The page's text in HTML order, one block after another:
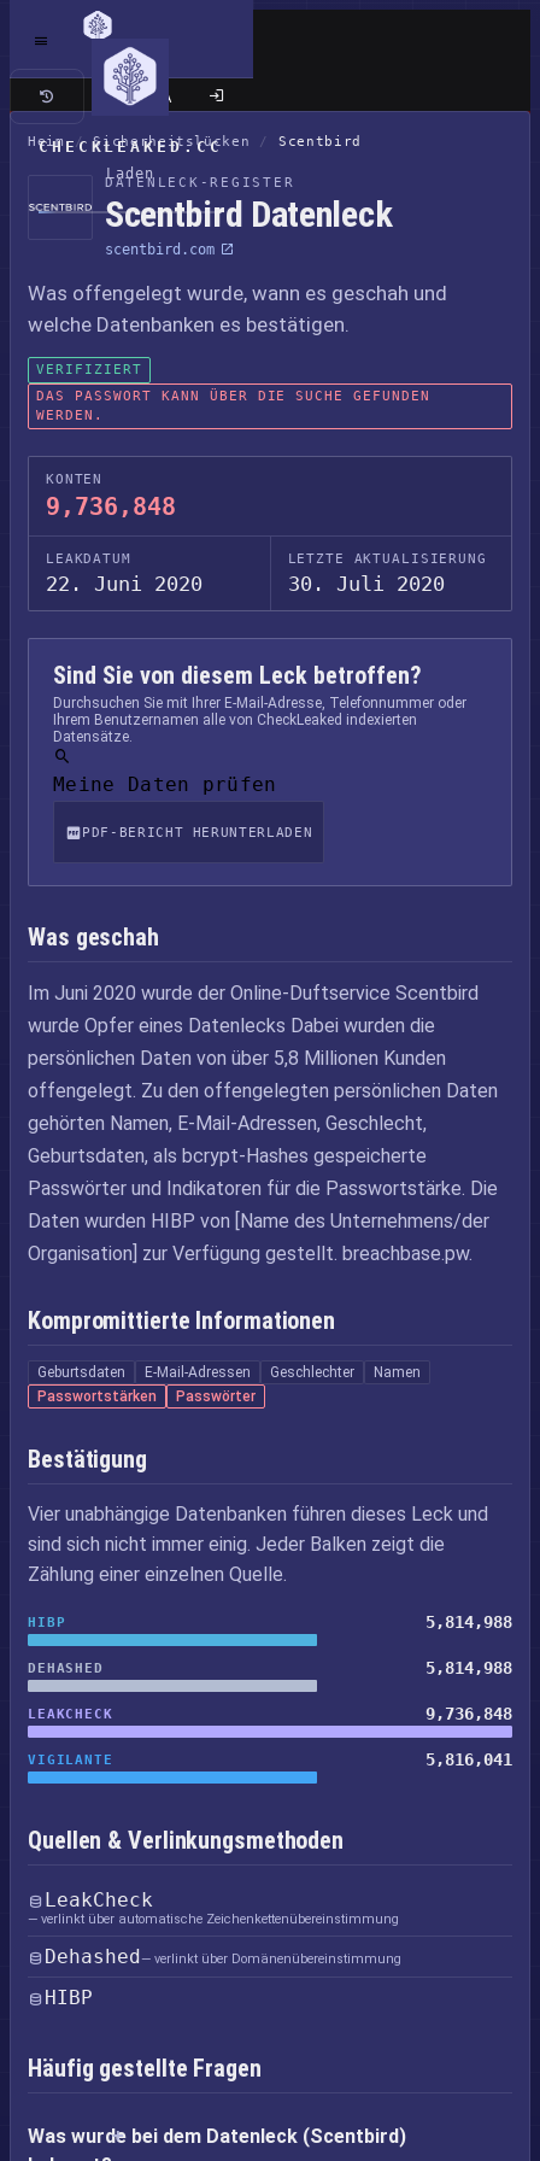
CHECKLEAKED.CC
Laden
Klassische Seite
Heim / Sicherheitslücken / Scentbird
DATENLECK-REGISTER
Scentbird Datenleck
scentbird.com
Was offengelegt wurde, wann es geschah und
welche Datenbanken es bestätigen.
VERIFIZIERT
DAS PASSWORT KANN ÜBER DIE SUCHE GEFUNDEN
WERDEN.
KONTEN
9,736,848
LEAKDATUM
22. Juni 2020
LETZTE AKTUALISIERUNG
30. Juli 2020
Sind Sie von diesem Leck betroffen?
Durchsuchen Sie mit Ihrer E-Mail-Adresse, Telefonnummer oder
Ihrem Benutzernamen alle von CheckLeaked indexierten
Datensätze.
Meine Daten prüfen
PDF-BERICHT HERUNTERLADEN
Was geschah
Im Juni 2020 wurde der Online-Duftservice Scentbird
wurde Opfer eines Datenlecks Dabei wurden die
persönlichen Daten von über 5,8 Millionen Kunden
offengelegt. Zu den offengelegten persönlichen Daten
gehörten Namen, E-Mail-Adressen, Geschlecht,
Geburtsdaten, als bcrypt-Hashes gespeicherte
Passwörter und Indikatoren für die Passwortstärke. Die
Daten wurden HIBP von [Name des Unternehmens/der
Organisation] zur Verfügung gestellt. breachbase.pw.
Kompromittierte Informationen
Geburtsdaten E-Mail-Adressen Geschlechter
Namen
Passwortstärken
Passwörter
Bestätigung
Vier unabhängige Datenbanken führen dieses Leck und
sind sich nicht immer einig. Jeder Balken zeigt die
Zählung einer einzelnen Quelle.
HIBP 5,814,988
DEHASHED 5,814,988
LEAKCHECK 9,736,848
VIGILANTE 5,816,041
Quellen & Verlinkungsmethoden
LeakCheck
— verlinkt über automatische Zeichenkettenübereinstimmung
Dehashed— verlinkt über Domänenübereinstimmung
HIBP
Häufig gestellte Fragen
Was wurde bei dem Datenleck (Scentbird)